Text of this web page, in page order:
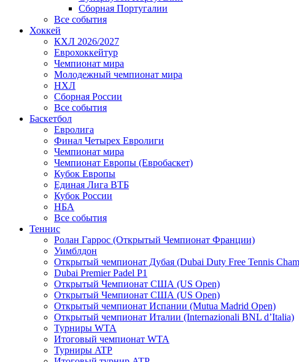
Сборная Португалии
Все события
Хоккей
КХЛ 2026/2027
Еврохоккейтур
Чемпионат мира
Молодежный чемпионат мира
НХЛ
Сборная России
Все события
Баскетбол
Евролига
Финал Четырех Евролиги
Чемпионат мира
Чемпионат Европы (Евробаскет)
Кубок Европы
Единая Лига ВТБ
Кубок России
НБА
Все события
Теннис
Ролан Гаррос (Открытый Чемпионат Франции)
Уимблдон
Открытый чемпионат Дубая (Dubai Duty Free Tennis
Dubai Premier Padel P1
Открытый Чемпионат США (US Open)
Открытый Чемпионат США (US Open)
Открытый чемпионат Испании (Mutua Madrid Open)
Открытый чемпионат Италии (Internazionali BNL d’Italia)
Турниры WTA
Итоговый чемпионат WTA
Турниры ATP